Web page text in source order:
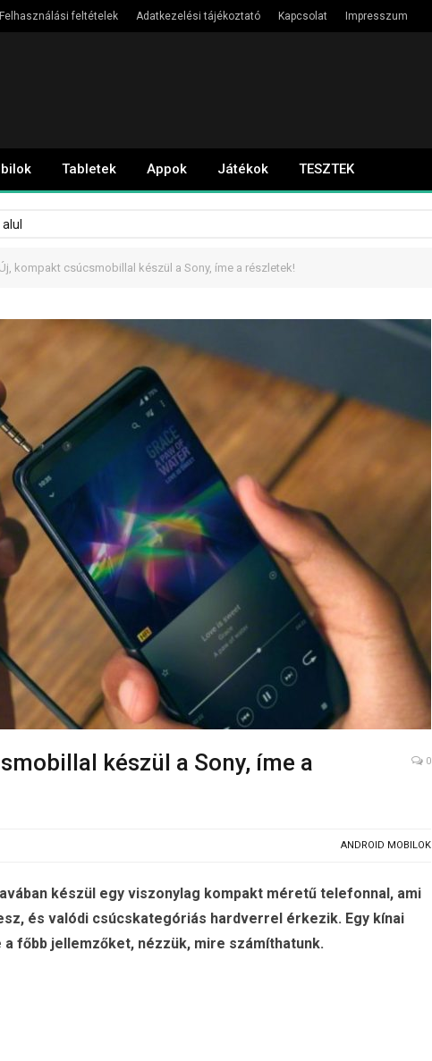
Felhasználási feltételek Adatkezelési tájékoztató Kapcsolat Impresszum
Tabletek Appok Játékok TESZTEK
Új, kompakt csúcsmobillal készül a Sony, íme a részletek!
készül a Sony, íme a
0
ANDROID MOBILOK
készül egy viszonylag kompakt méretű telefonnal, ami
és valódi csúcskategóriás hardverrel érkezik. Egy kínai
főbb jellemzőket, nézzük, mire számíthatunk.